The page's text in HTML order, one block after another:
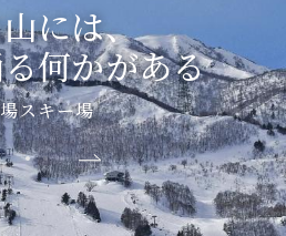
には、
何かがある
スキー場
には、
何かがある
スキー場